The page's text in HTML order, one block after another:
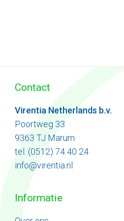
Contact
Virentia Netherlands b.v.
Poortweg 33
9363 TJ Marum
tel. (0512) 74 40 24
info@virentia.nl
Informatie